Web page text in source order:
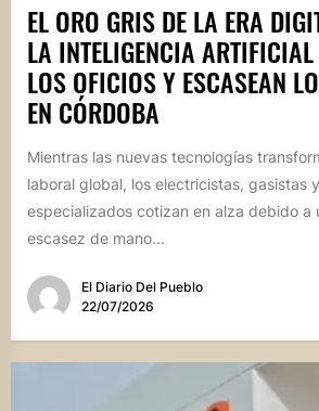
EL ORO GRIS DE LA ERA
LA INTELIGENCIA
LOS OFICIOS Y ESCASEAN
EN CÓRDOBA
Mientras las nuevas tecnologías
laboral global, los electricistas, gasistas
especializados cotizan en alza debido a
escasez de mano...
El Diario Del Pueblo
22/07/2026